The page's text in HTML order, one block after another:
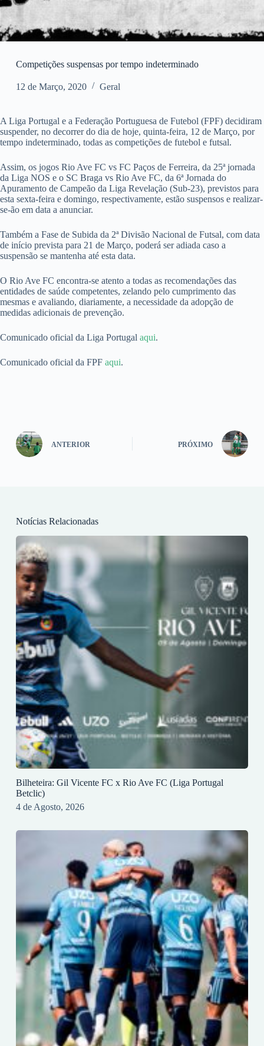
Competições suspensas por tempo indeterminado
12 de Março, 2020 Geral
A Liga Portugal e a Federação Portuguesa de Futebol (FPF) decidiram
suspender, no decorrer do dia de hoje, quinta-feira, 12 de Março, por
tempo indeterminado, todas as competições de futebol e futsal.
Assim, os jogos Rio Ave FC vs FC Paços de Ferreira, da 25ª jornada
da Liga NOS e o SC Braga vs Rio Ave FC, da 6ª Jornada do
Apuramento de Campeão da Liga Revelação (Sub-23), previstos para
esta sexta-feira e domingo, respectivamente, estão suspensos e realizar-
se-ão em data a anunciar.
Também a Fase de Subida da 2ª Divisão Nacional de Futsal, com data
de início prevista para 21 de Março, poderá ser adiada caso a
suspensão se mantenha até esta data.
O Rio Ave FC encontra-se atento a todas as recomendações das
entidades de saúde competentes, zelando pelo cumprimento das
mesmas e avaliando, diariamente, a necessidade da adopção de
medidas adicionais de prevenção.
Comunicado oficial da Liga Portugal aqui.
Comunicado oficial da FPF aqui.
ANTERIOR PRÓXIMO
Notícias Relacionadas
Bilheteira: Gil Vicente FC x Rio Ave FC (Liga Portugal
Betclic)
4 de Agosto, 2026